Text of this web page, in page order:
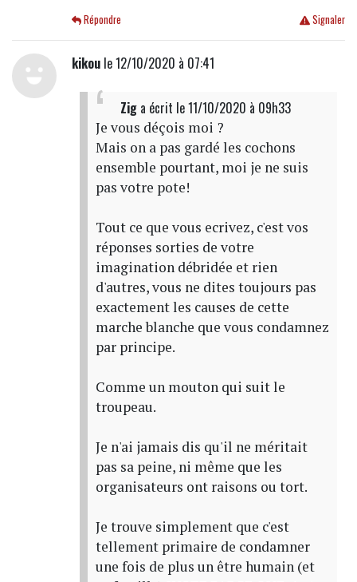
Signaler
Répondre
kikoule 12/10/2020 à 07:41
Ziga écrit le 11/10/2020 à 09h33
Je vous déçois moi ?
Mais on a pas gardé les cochons
ensemble pourtant, moi je ne suis
pas votre pote!
Tout ce que vous ecrivez, c'est vos
réponses sorties de votre
imagination débridée et rien
d'autres, vous ne dites toujours pas
exactement les causes de cette
marche blanche que vous condamnez
par principe.
Comme un mouton qui suit le
troupeau.
Je n'ai jamais dis qu'il ne méritait
pas sa peine, ni même que les
organisateurs ont raisons ou tort.
Je trouve simplement que c'est
tellement primaire de condamner
une fois de plus un être humain (et